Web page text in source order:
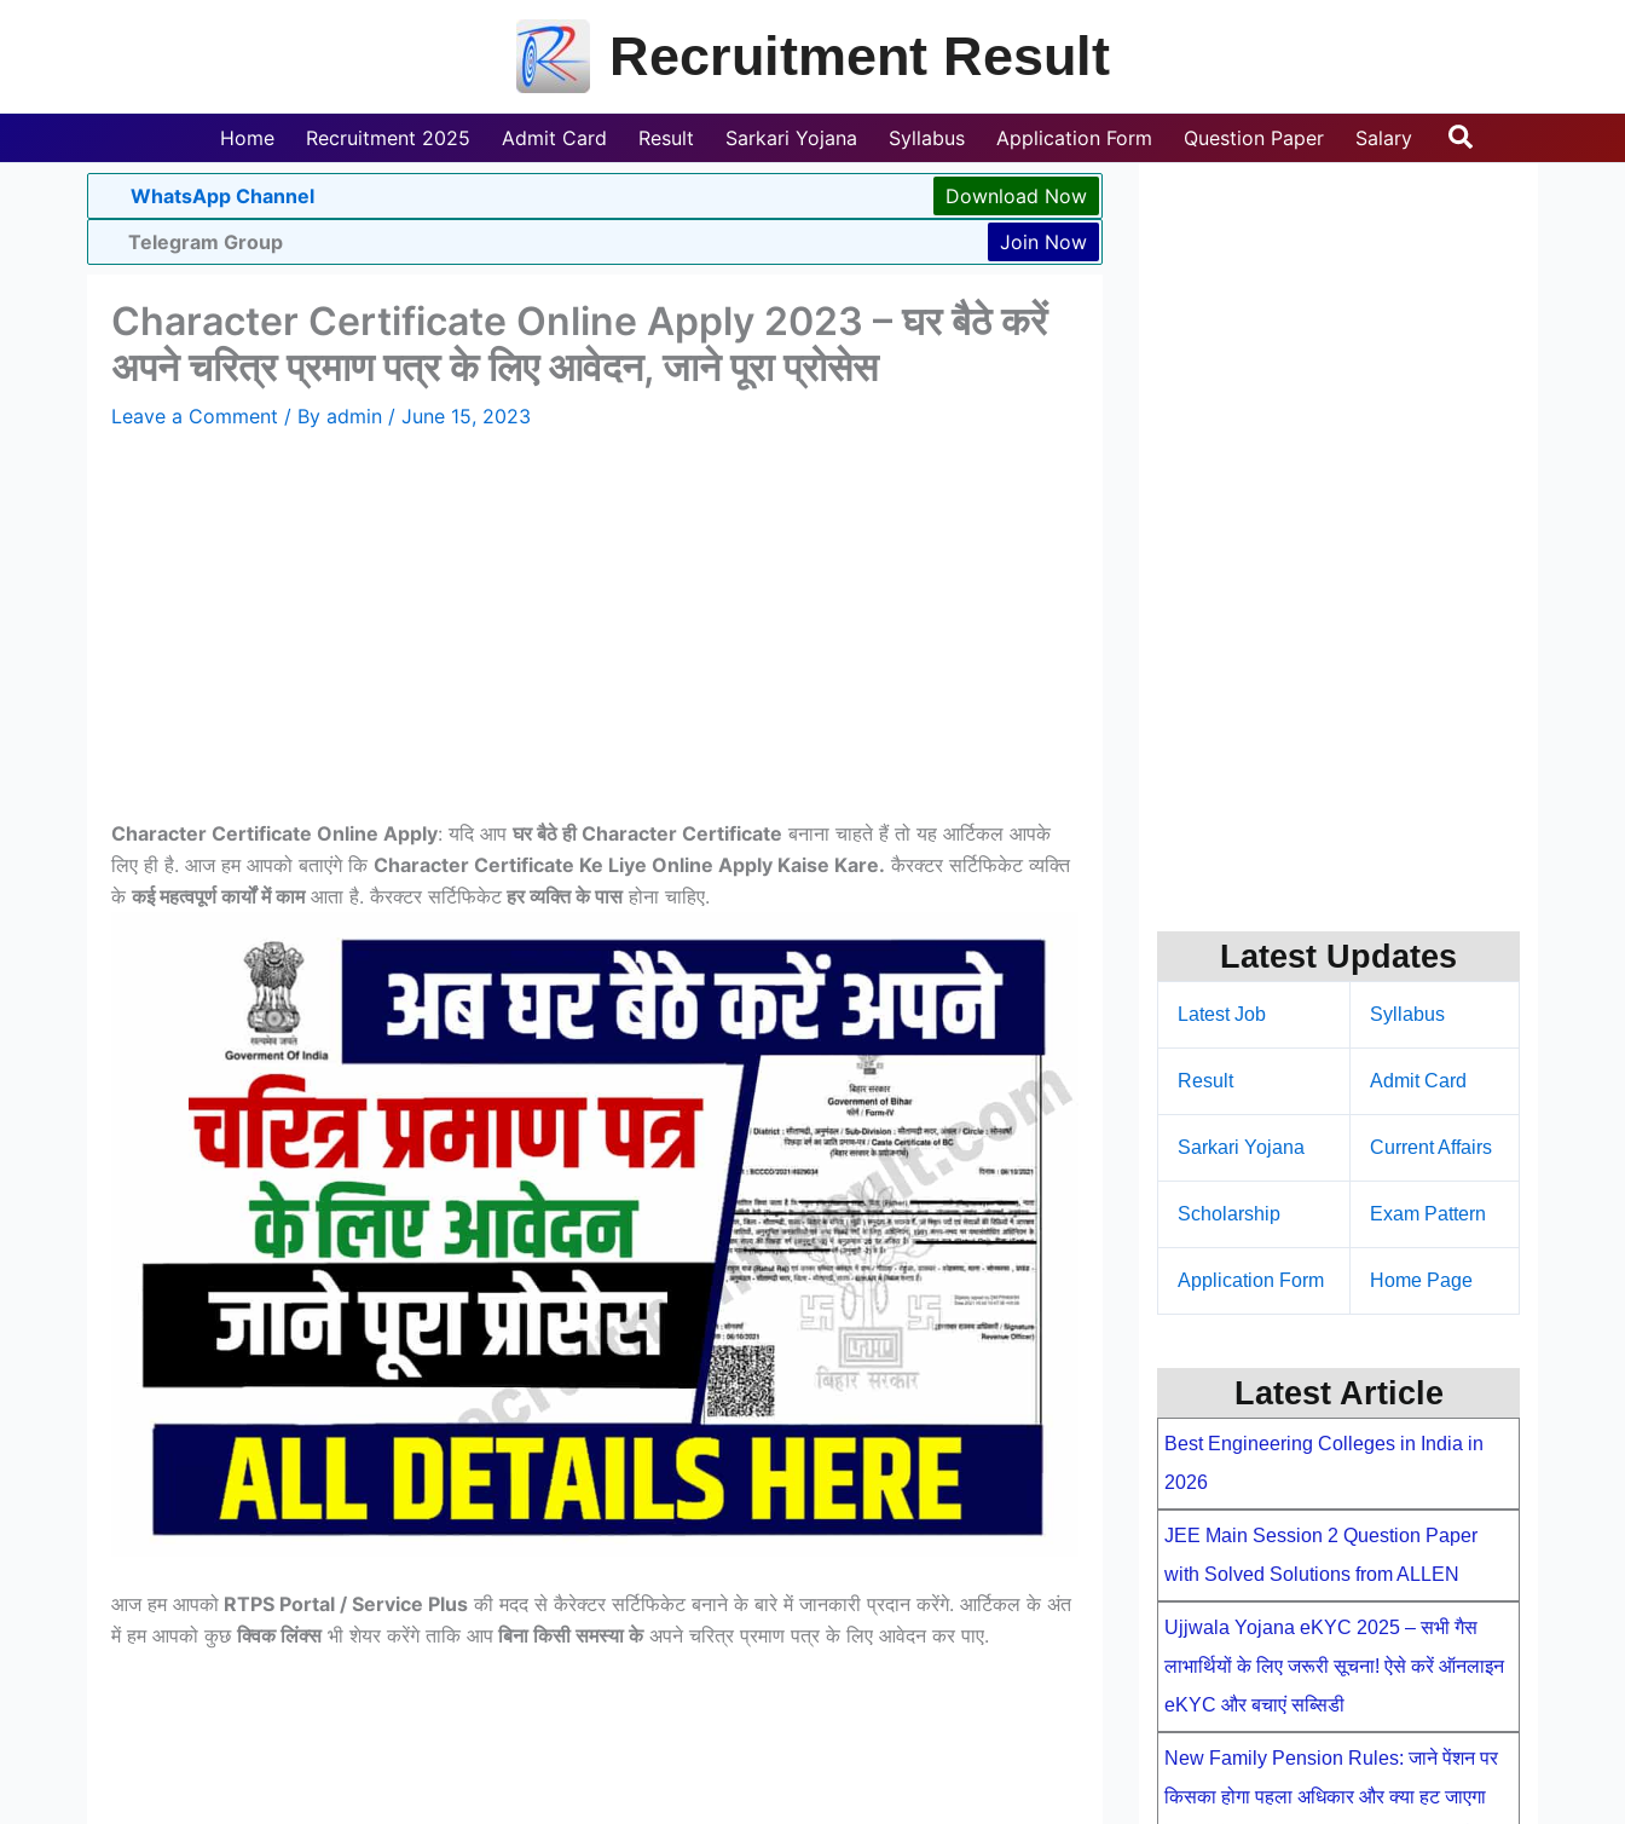
Recruitment Result
Home Recruitment 2025 Admit Card Result Sarkari Yojana Syllabus Application Form Question Paper Salary Search
WhatsApp Channel
Download Now
Telegram Group
Join Now
Character Certificate Online Apply 2023 – घर बैठे करें
अपने चरित्र प्रमाण पत्र के लिए आवेदन, जाने पूरा प्रोसेस
Leave a Comment / By admin / June 15, 2023
Character Certificate Online Apply: यदि आप घर बैठे ही Character Certificate बनाना चाहते हैं तो यह आर्टिकल आपके
लिए ही है. आज हम आपको बताएंगे कि Character Certificate Ke Liye Online Apply Kaise Kare. कैरक्टर सर्टिफिकेट व्यक्ति
के कई महत्वपूर्ण कार्यों में कामआता है. कैरक्टर सर्टिफिकेटहर व्यक्ति के पासहोना चाहिए.
आज हम आपको RTPS Portal / Service Plus की मदद से कैरेक्टर सर्टिफिकेट बनाने के बारे में जानकारी प्रदान करेंगे. आर्टिकल के अंत
में हम आपको कुछ क्विक लिंक्सभी शेयर करेंगे ताकि आप बिना किसी समस्या केअपने चरित्र प्रमाण पत्र के लिए आवेदन कर पाए.
Latest Updates
Latest Job Syllabus
Result Admit Card
Sarkari Yojana Current Affairs
Scholarship Exam Pattern
Application Form Home Page
Latest Article
Best Engineering Colleges in India in
2026
JEE Main Session 2 Question Paper
with Solved Solutions from ALLEN
Ujjwala Yojana eKYC 2025 – सभी गैस
लाभार्थियों के लिए जरूरी सूचना! ऐसे करें ऑनलाइन
eKYC और बचाएं सब्सिडी
New Family Pension Rules: जाने पेंशन पर
किसका होगा पहला अधिकार और क्या हट जाएगा